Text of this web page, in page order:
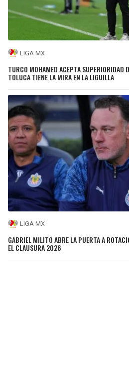
LIGA MX
TURCO MOHAMED ACEPTA SUPERIORIDAD
TOLUCA TIENE LA MIRA EN LA LIGUILLA
LIGA MX
GABRIEL MILITO ABRE LA PUERTA A
EL CLAUSURA 2026